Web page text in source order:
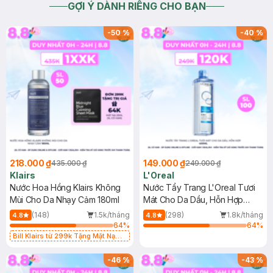
GỢI Ý DÀNH RIÊNG CHO BẠN
-50%
218.000 ₫435.000 ₫
Klairs
Nước Hoa Hồng Klairs Không
Mùi Cho Da Nhạy Cảm 180ml
4.8 (148)
1.5k/tháng
64%
Bill Klairs từ 299k Tặng Mặt Nạ
25ml (SL Có Hạn)
-40%
149.000 ₫249.000 ₫
L'Oreal
Nước Tẩy Trang L'Oreal Tươi
Mát Cho Da Dầu, Hỗn Hợp
400ml
4.8 (298)
1.8k/tháng
64%
-46% -43%